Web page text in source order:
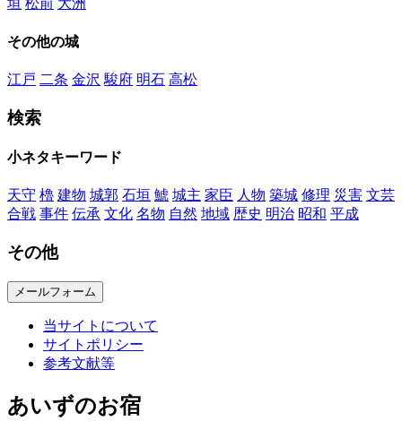
垣 松前 大洲
その他の城
江戸 二条 金沢 駿府 明石 高松
検索
小ネタキーワード
天守 櫓 建物 城郭 石垣 鯱 城主 家臣 人物 築城 修理 災害 文芸
合戦 事件 伝承 文化 名物 自然 地域 歴史 明治 昭和 平成
その他
メールフォーム
当サイトについて
サイトポリシー
参考文献等
あいずのお宿